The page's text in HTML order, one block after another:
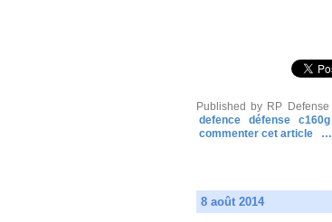
Published by RP Defense
defence
défense
c160g
commenter cet article
…
8 août 2014